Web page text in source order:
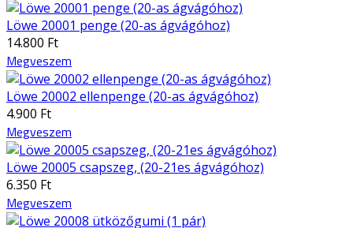
Löwe 20001 penge (20-as ágvágóhoz)
14.800 Ft
Megveszem
Löwe 20002 ellenpenge (20-as ágvágóhoz)
4.900 Ft
Megveszem
Löwe 20005 csapszeg, (20-21es ágvágóhoz)
6.350 Ft
Megveszem